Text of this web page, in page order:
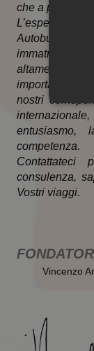
che a progetto.
L’esperienza
Autobus
altamente
importanti
nostri
competenza.
Contattateci
consulenza,
Vostri viaggi.
Vincenzo